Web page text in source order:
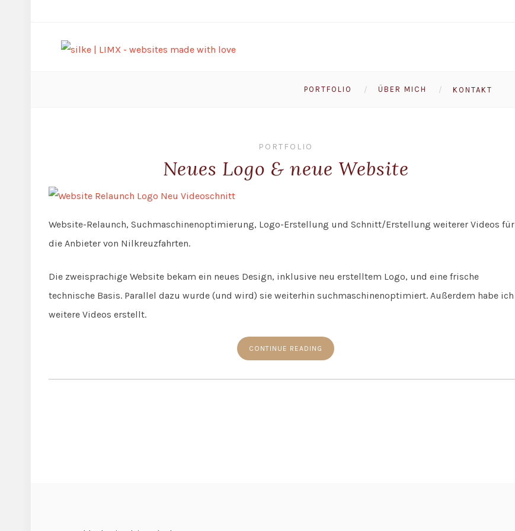
PORTFOLIO ÜBER MICH KONTAKT
PORTFOLIO
Neues Logo & neue Website
Website-Relaunch, Suchmaschinenoptimierung, Logo-Erstellung und Schnitt/Erstellung weiterer Videos für
die Anbieter von Nilkreuzfahrten.
Die zweisprachige Website bekam ein neues Design, inklusive neu erstelltem Logo, und eine frische
technische Basis. Parallel dazu wurde (und wird) sie weiterhin suchmaschinenoptimiert. Außerdem habe ich
weitere Videos erstellt.
CONTINUE READING